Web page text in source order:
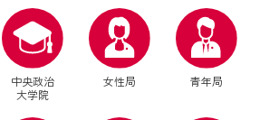
中央政治
大学院
女性局 青年局